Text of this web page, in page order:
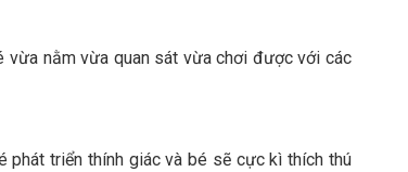
vừa nằm vừa quan sát vừa chơi được với các
phát triển thính giác và bé sẽ cực kì thích thú